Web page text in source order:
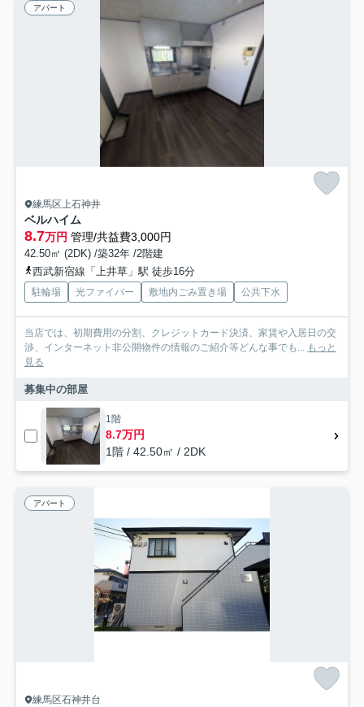
アパート
練馬区上石神井
ベルハイム
8.7万円 管理/共益費3,000円
42.50㎡ (2DK) /築32年 /2階建
西武新宿線「上井草」駅 徒歩16分
駐輪場 光ファイバー 敷地内ごみ置き場 公共下水
当店では、初期費用の分割、クレジットカード決済、家賃や入居日の交
渉、インターネット非公開物件の情報のご紹介等どんな事でも... もっと
見る
募集中の部屋
1階
8.7万円
1階 / 42.50㎡ / 2DK
アパート
練馬区石神井台